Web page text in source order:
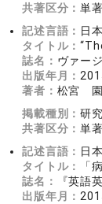
共著区分：単著
記述言語： 日
タイトル：
誌名： ヴァー
出版年月：
著者： 松宮
掲載種別：研
共著区分：単著
記述言語： 日
タイトル：
「
誌名：
『英語
出版年月：